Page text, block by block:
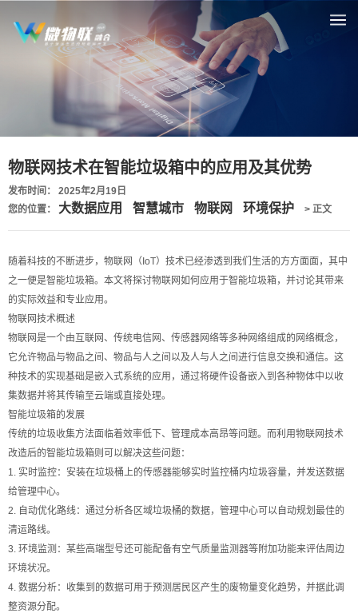
物联网技术在智能垃圾箱中的应用及其优势
发布时间： 2025年2月19日
您的位置： 大数据应用 智慧城市 物联网 环境保护 > 正文
随着科技的不断进步，物联网（IoT）技术已经渗透到我们生活的方方面面，其中
之一便是智能垃圾箱。本文将探讨物联网如何应用于智能垃圾箱，并讨论其带来
的实际效益和专业应用。
物联网技术概述
物联网是一个由互联网、传统电信网、传感器网络等多种网络组成的网络概念，
它允许物品与物品之间、物品与人之间以及人与人之间进行信息交换和通信。这
种技术的实现基础是嵌入式系统的应用，通过将硬件设备嵌入到各种物体中以收
集数据并将其传输至云端或直接处理。
智能垃圾箱的发展
传统的垃圾收集方法面临着效率低下、管理成本高昂等问题。而利用物联网技术
改造后的智能垃圾箱则可以解决这些问题：
1. 实时监控：安装在垃圾桶上的传感器能够实时监控桶内垃圾容量，并发送数据
给管理中心。
2. 自动优化路线：通过分析各区域垃圾桶的数据，管理中心可以自动规划最佳的
清运路线。
3. 环境监测：某些高端型号还可能配备有空气质量监测器等附加功能来评估周边
环境状况。
4. 数据分析：收集到的数据可用于预测居民区产生的废物量变化趋势，并据此调
整资源分配。